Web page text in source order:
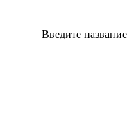
Введите название